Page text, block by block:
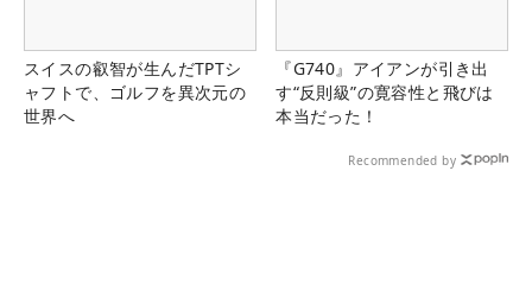
スイスの叡智が生んだTPTシ
ャフトで、ゴルフを異次元の
世界へ
『G740』アイアンが引き出
す“反則級”の寛容性と飛びは
本当だった！
Recommended by